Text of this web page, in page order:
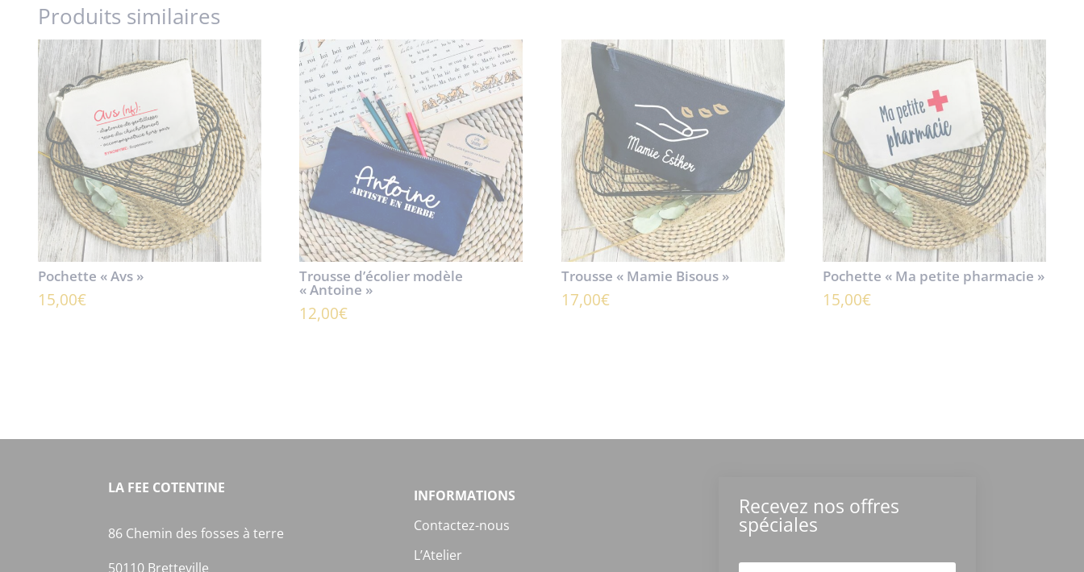
Produits similaires
Pochette « Avs »
15,00€
Trousse d’écolier modèle
« Antoine »
12,00€
Trousse « Mamie Bisous »
17,00€
Pochette « Ma petite pharmacie »
15,00€
LA FEE COTENTINE
86 Chemin des fosses à terre
50110 Bretteville
INFORMATIONS
Contactez-nous
L’Atelier
Recevez nos offres
spéciales